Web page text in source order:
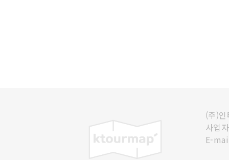
(주)
사업
E-